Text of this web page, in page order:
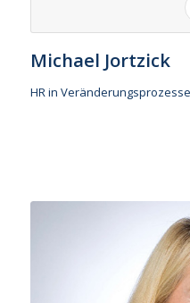
Michael Jortzick
HR in